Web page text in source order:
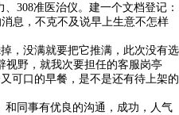
308准医治仪。建一个文档登记：
息，不克不及说早上生意不怎样
没满就要把它推满，此次没有选
视野，就我次要担任的客服岗亭
可口的早餐，是不是还有待上架的
同事有优良的沟通，成功，人气